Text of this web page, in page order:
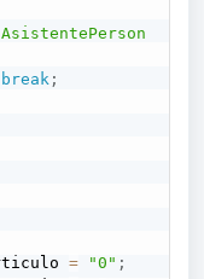
AsistentePerson
break ;
= "0" ;